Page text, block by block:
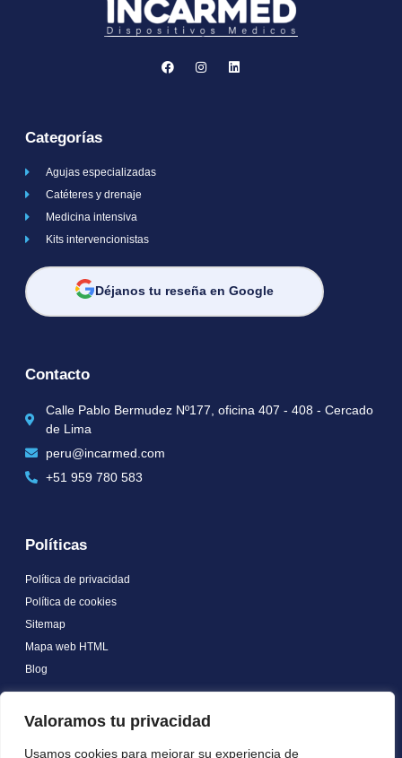
Valoramos tu privacidad
Usamos cookies para mejorar su experiencia de
Categorías
Agujas especializadas
Catéteres y drenaje
Medicina intensiva
Kits intervencionistas
Déjanos tu reseña en Google
Contacto
Calle Pablo Bermudez Nº177, oficina 407 - 408 - Cercado
de Lima
peru@incarmed.com
+51 959 780 583
Políticas
Política de privacidad
Política de cookies
Sitemap
Mapa web HTML
Blog
Certificate